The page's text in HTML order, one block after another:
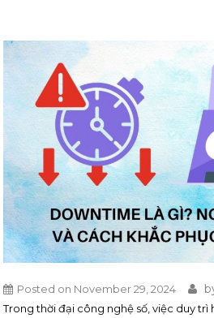
Posted on November 29, 2024
Trong thời đại công nghệ số, việc duy